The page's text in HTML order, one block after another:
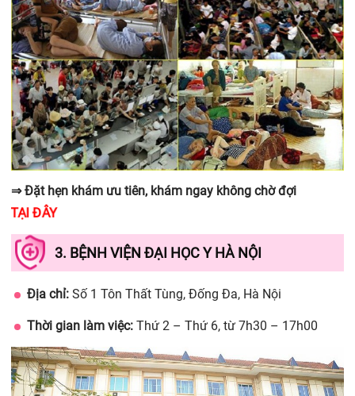
⇒ Đặt hẹn khám ưu tiên, khám ngay không chờ đợi
TẠI ĐÂY
3. BỆNH VIỆN ĐẠI HỌC Y HÀ NỘI
Địa chỉ: Số 1 Tôn Thất Tùng, Đống Đa, Hà Nội
Thời gian làm việc: Thứ 2 – Thứ 6, từ 7h30 – 17h00